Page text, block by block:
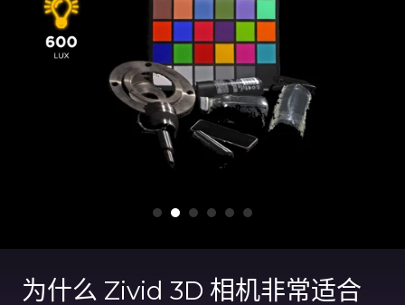
为什么 Zivid 3D 相机非常适合